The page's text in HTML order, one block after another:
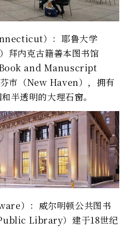
）：耶鲁大学
拜内克古籍善本图书馆
and Manuscript
市（New Haven），拥有
半透明的大理石窗。
）：威尔明顿公共图书
Library）建于18世纪